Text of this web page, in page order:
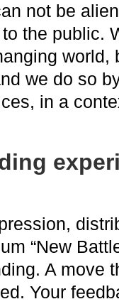
not be
the public.
world,
we do so
in a
“New
A move
Your